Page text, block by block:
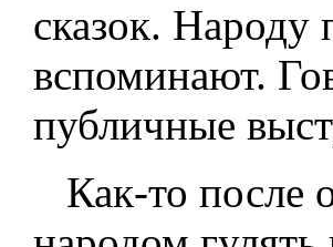
сказок. Народу
вспоминают.
публичные
Как-то после